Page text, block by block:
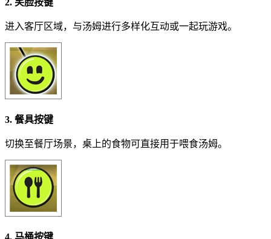
进入客厅区域，与汤姆进行多样化互动或一起玩游戏。
3. 餐具按键
切换至餐厅场景，桌上的食物可直接用于喂食汤姆。
4. 马桶按键